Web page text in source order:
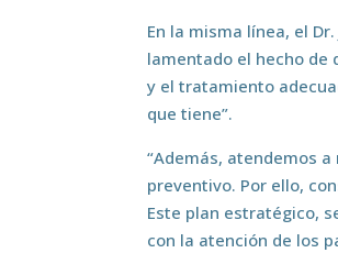
En la misma línea, el
lamentado el hecho de
y el tratamiento
que tiene”.
“Además, atendemos
preventivo. Por ello,
Este plan estratégico,
con la atención de los